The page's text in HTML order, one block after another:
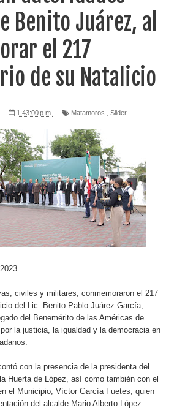
Benito Juárez, al
el 217
de su Natalicio
1:43:00 p.m. Matamoros Slider
civiles y militares, conmemoraron el 217
del Lic. Benito Pablo Juárez García,
del Benemérito de las Américas de
la justicia, la igualdad y la democracia en
con la presencia de la presidenta del
Huerta de López, así como también con el
el Municipio, Víctor García Fuetes, quien
del alcalde Mario Alberto López